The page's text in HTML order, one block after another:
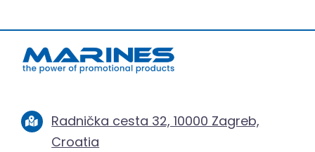
Radnička cesta 32, 10000 Zagreb,
Croatia